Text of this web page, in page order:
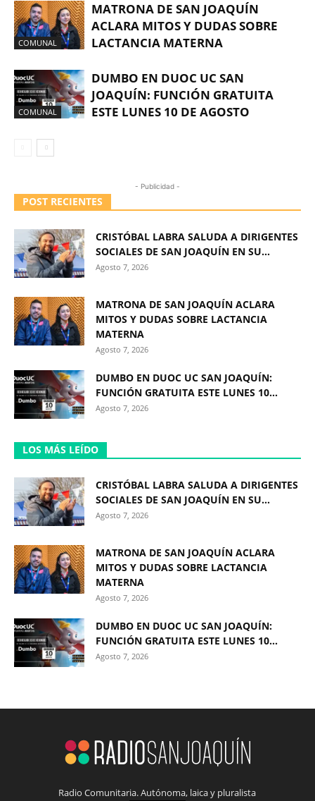
COMUNAL
MATRONA DE SAN JOAQUÍN
ACLARA MITOS Y DUDAS SOBRE
LACTANCIA MATERNA
COMUNAL
DUMBO EN DUOC UC SAN
JOAQUÍN: FUNCIÓN GRATUITA
ESTE LUNES 10 DE AGOSTO
- Publicidad -
POST RECIENTES
CRISTÓBAL LABRA SALUDA A DIRIGENTES
SOCIALES DE SAN JOAQUÍN EN SU...
Agosto 7, 2026
MATRONA DE SAN JOAQUÍN ACLARA
MITOS Y DUDAS SOBRE LACTANCIA
MATERNA
Agosto 7, 2026
DUMBO EN DUOC UC SAN JOAQUÍN:
FUNCIÓN GRATUITA ESTE LUNES 10...
Agosto 7, 2026
LOS MÁS LEÍDO
CRISTÓBAL LABRA SALUDA A DIRIGENTES
SOCIALES DE SAN JOAQUÍN EN SU...
Agosto 7, 2026
MATRONA DE SAN JOAQUÍN ACLARA
MITOS Y DUDAS SOBRE LACTANCIA
MATERNA
Agosto 7, 2026
DUMBO EN DUOC UC SAN JOAQUÍN:
FUNCIÓN GRATUITA ESTE LUNES 10...
Agosto 7, 2026
Radio Comunitaria. Autónoma, laica y pluralista